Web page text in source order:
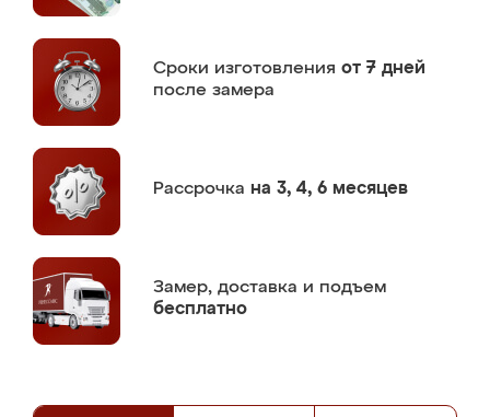
Сроки изготовления от 7 дней
после замера
Рассрочка на 3, 4, 6 месяцев
Замер, доставка и подъем
бесплатно